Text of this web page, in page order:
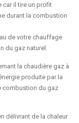
car il tire un profit
durant la combustion
de votre chauffage
du gaz naturel.
la chaudière gaz à
produite par la
combustion du gaz
délivrant de la chaleur